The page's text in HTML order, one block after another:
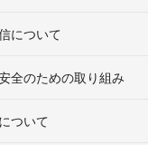
について
全のための取り組み
ついて